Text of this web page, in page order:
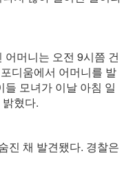
머니는 오전 9시쯤 건
디움에서 어머니를 발
모녀가 이날 아침 일
혔다.
진 채 발견됐다. 경찰은